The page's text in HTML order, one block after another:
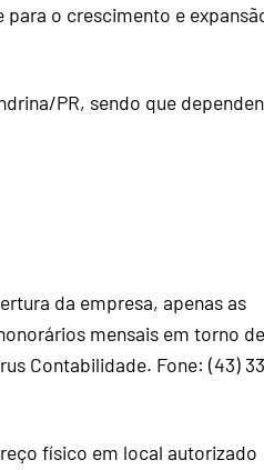
o crescimento e
PR, sendo que
da empresa, apenas as
mensais em torno de
Contabilidade. Fone: (43)
físico em local autorizado